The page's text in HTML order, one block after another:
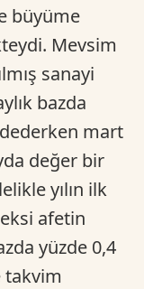
büyüme
Mevsim
sanayi
bazda
mart
değer bir
yılın ilk
afetin
yüzde 0,4
takvim